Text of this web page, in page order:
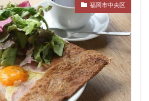
福岡市中央区